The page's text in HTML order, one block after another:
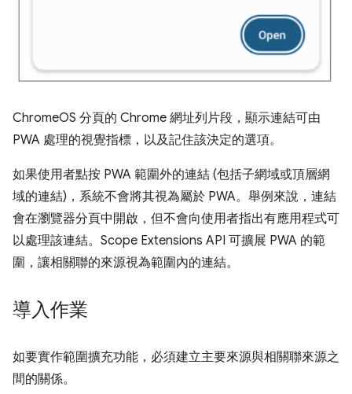
ChromeOS 分頁的 Chrome 網址列片段，顯示連結可由
PWA 處理的視覺指標，以及記住該決定的選項。
如果使用者點按 PWA 範圍外的連結 (包括子網域或頂層網
域的連結)，系統不會將其視為屬於 PWA。舉例來說，連結
會在瀏覽器分頁中開啟，但不會向使用者指出有應用程式可
以處理該連結。Scope Extensions API 可擴展 PWA 的範
圍，讓相關聯的來源視為範圍內的連結。
導入作業
如要實作範圍擴充功能，必須建立主要來源與相關聯來源之
間的關係。